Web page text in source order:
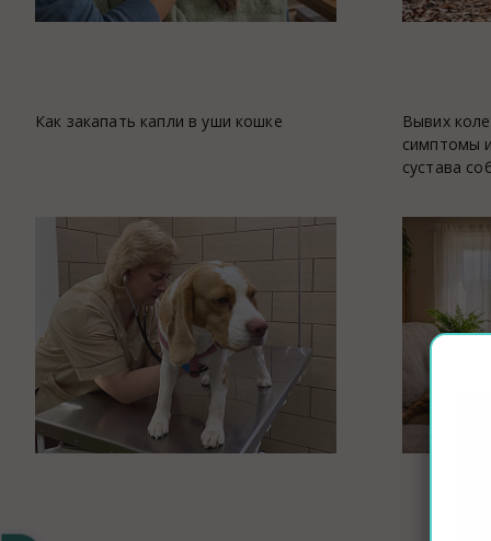
Физиотерапия
Чипирование - электронная
Как закапать капли в уши кошке
Вывих
симптомы
сустава